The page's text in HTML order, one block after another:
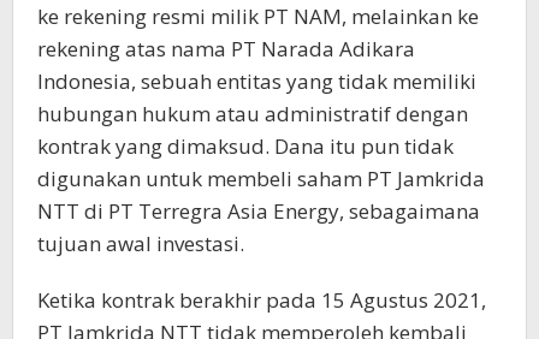
ke rekening resmi milik PT NAM, melainkan ke
rekening atas nama PT Narada Adikara
Indonesia, sebuah entitas yang tidak memiliki
hubungan hukum atau administratif dengan
kontrak yang dimaksud. Dana itu pun tidak
digunakan untuk membeli saham PT Jamkrida
NTT di PT Terregra Asia Energy, sebagaimana
tujuan awal investasi.
Ketika kontrak berakhir pada 15 Agustus 2021,
PT Jamkrida NTT tidak memperoleh kembali